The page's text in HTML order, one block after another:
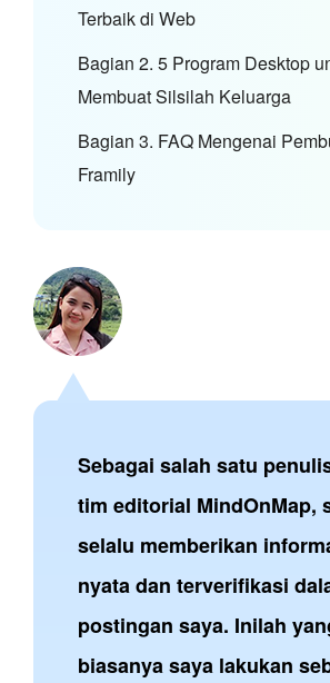
Terbaik di Web
Bagian 2. 5 Program Desktop
Membuat Silsilah Keluarga
Bagian 3. FAQ Mengenai
Framily
Sebagai salah satu
tim editorial MindOnMap,
selalu memberikan
nyata dan terverifikasi
postingan saya. Inilah
biasanya saya lakukan